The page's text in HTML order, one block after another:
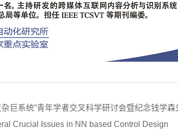
杂巨系统”青年学者交叉科学研讨会暨纪念钱学
Crucial Issues in NN based Control Design